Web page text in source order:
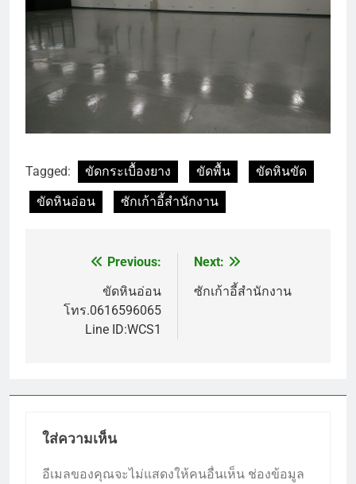
Tagged: ขัดกระเบื้องยาง ขัดพื้น
ขัดหินขัด
ขัดหินอ่อน
ซักเก้าอี้สำนักงาน
แนะแนวPrevious:
ขัดหินอ่อน
โทร.0616596065
Line ID:WCS1
Next:
ซักเก้าอี้สำนักงาน
ใส่ความเห็น
อีเมลของคุณจะไม่แสดงให้คนอื่นเห็น ช่องข้อมูล